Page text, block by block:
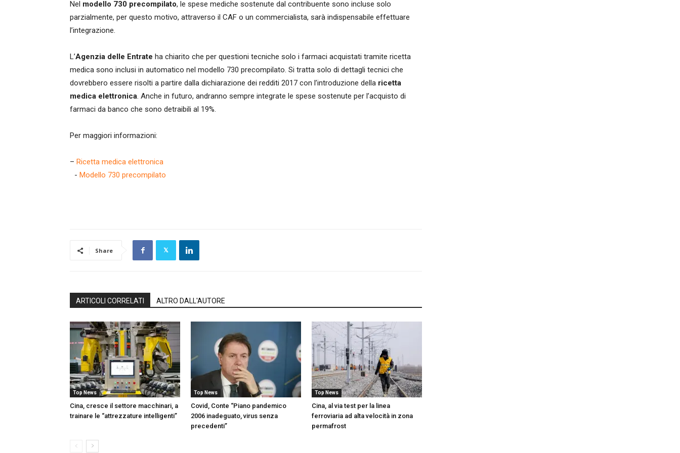
Nel modello 730 precompilato, le spese mediche sostenute dal contribuente sono incluse solo
parzialmente, per questo motivo, attraverso il CAF o un commercialista, sarà indispensabile effettuare
l’integrazione.
L’Agenzia delle Entrate ha chiarito che per questioni tecniche solo i farmaci acquistati tramite ricetta
medica sono inclusi in automatico nel modello 730 precompilato. Si tratta solo di dettagli tecnici che
dovrebbero essere risolti a partire dalla dichiarazione dei redditi 2017 con l’introduzione della ricetta
medica elettronica. Anche in futuro, andranno sempre integrate le spese sostenute per l’acquisto di
farmaci da banco che sono detraibili al 19%.
Per maggiori informazioni:
– Ricetta medica elettronica
- Modello 730 precompilato
Share
ARTICOLI CORRELATI ALTRO DALL'AUTORE
Top News
Cina, cresce il settore macchinari, a
trainare le “attrezzature intelligenti”
Top News
Covid, Conte “Piano pandemico
2006 inadeguato, virus senza
precedenti”
Top News
Cina, al via test per la linea
ferroviaria ad alta velocità in zona
permafrost